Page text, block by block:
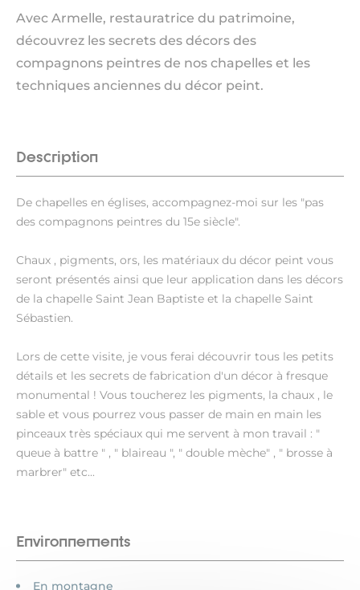
Avec Armelle, restauratrice du patrimoine,
découvrez les secrets des décors des
compagnons peintres de nos chapelles et les
techniques anciennes du décor peint.
Description
De chapelles en églises, accompagnez-moi sur les "pas
des compagnons peintres du 15e siècle".
Chaux , pigments, ors, les matériaux du décor peint vous
seront présentés ainsi que leur application dans les décors
de la chapelle Saint Jean Baptiste et la chapelle Saint
Sébastien.
Lors de cette visite, je vous ferai découvrir tous les petits
détails et les secrets de fabrication d'un décor à fresque
monumental ! Vous toucherez les pigments, la chaux , le
sable et vous pourrez vous passer de main en main les
pinceaux très spéciaux qui me servent à mon travail : "
queue à battre " , " blaireau ", " double mèche" , " brosse à
marbrer" etc...
Environnements
En montagne